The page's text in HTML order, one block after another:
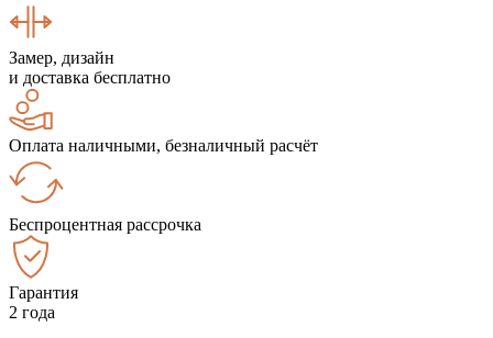
Замер, дизайн
и доставка бесплатно
Оплата наличными, безналичный расчёт
Беспроцентная рассрочка
Гарантия
2 года